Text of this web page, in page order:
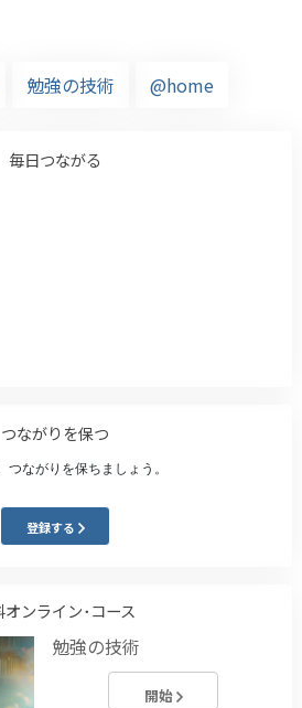
勉強の技術 @home
毎日つながる
つながりを保つ
つながりを保ちましょう。
登録する
オンライン･コース
勉強の技術
開始